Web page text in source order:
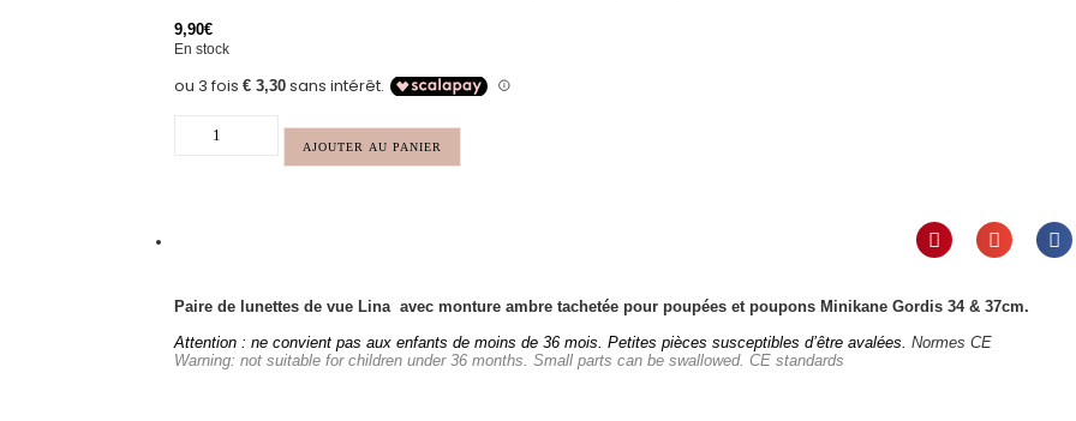
9,90€
En stock
AJOUTER AU PANIER
Paire de lunettes de vue Lina avec monture ambre tachetée pour poupées et poupons Minikane Gordis 34 & 37cm.
Attention : ne convient pas aux enfants de moins de 36 mois. Petites pièces susceptibles d’être avalées. Normes CE
Warning: not suitable for children under 36 months. Small parts can be swallowed. CE standards